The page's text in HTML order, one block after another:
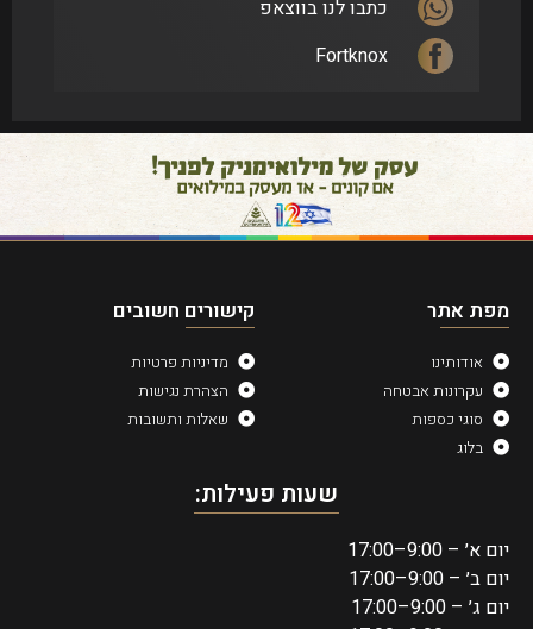
כתבו לנו בווצאפ
Fortknox
מפת אתר
אודותינו
עקרונות אבטחה
סוגי כספות
בלוג
קישורים חשובים
מדיניות פרטיות
הצהרת נגישות
שאלות ותשובות
שעות פעילות:
יום א׳ – 9:00–17:00
יום ב׳ – 9:00–17:00
יום ג׳ – 9:00–17:00